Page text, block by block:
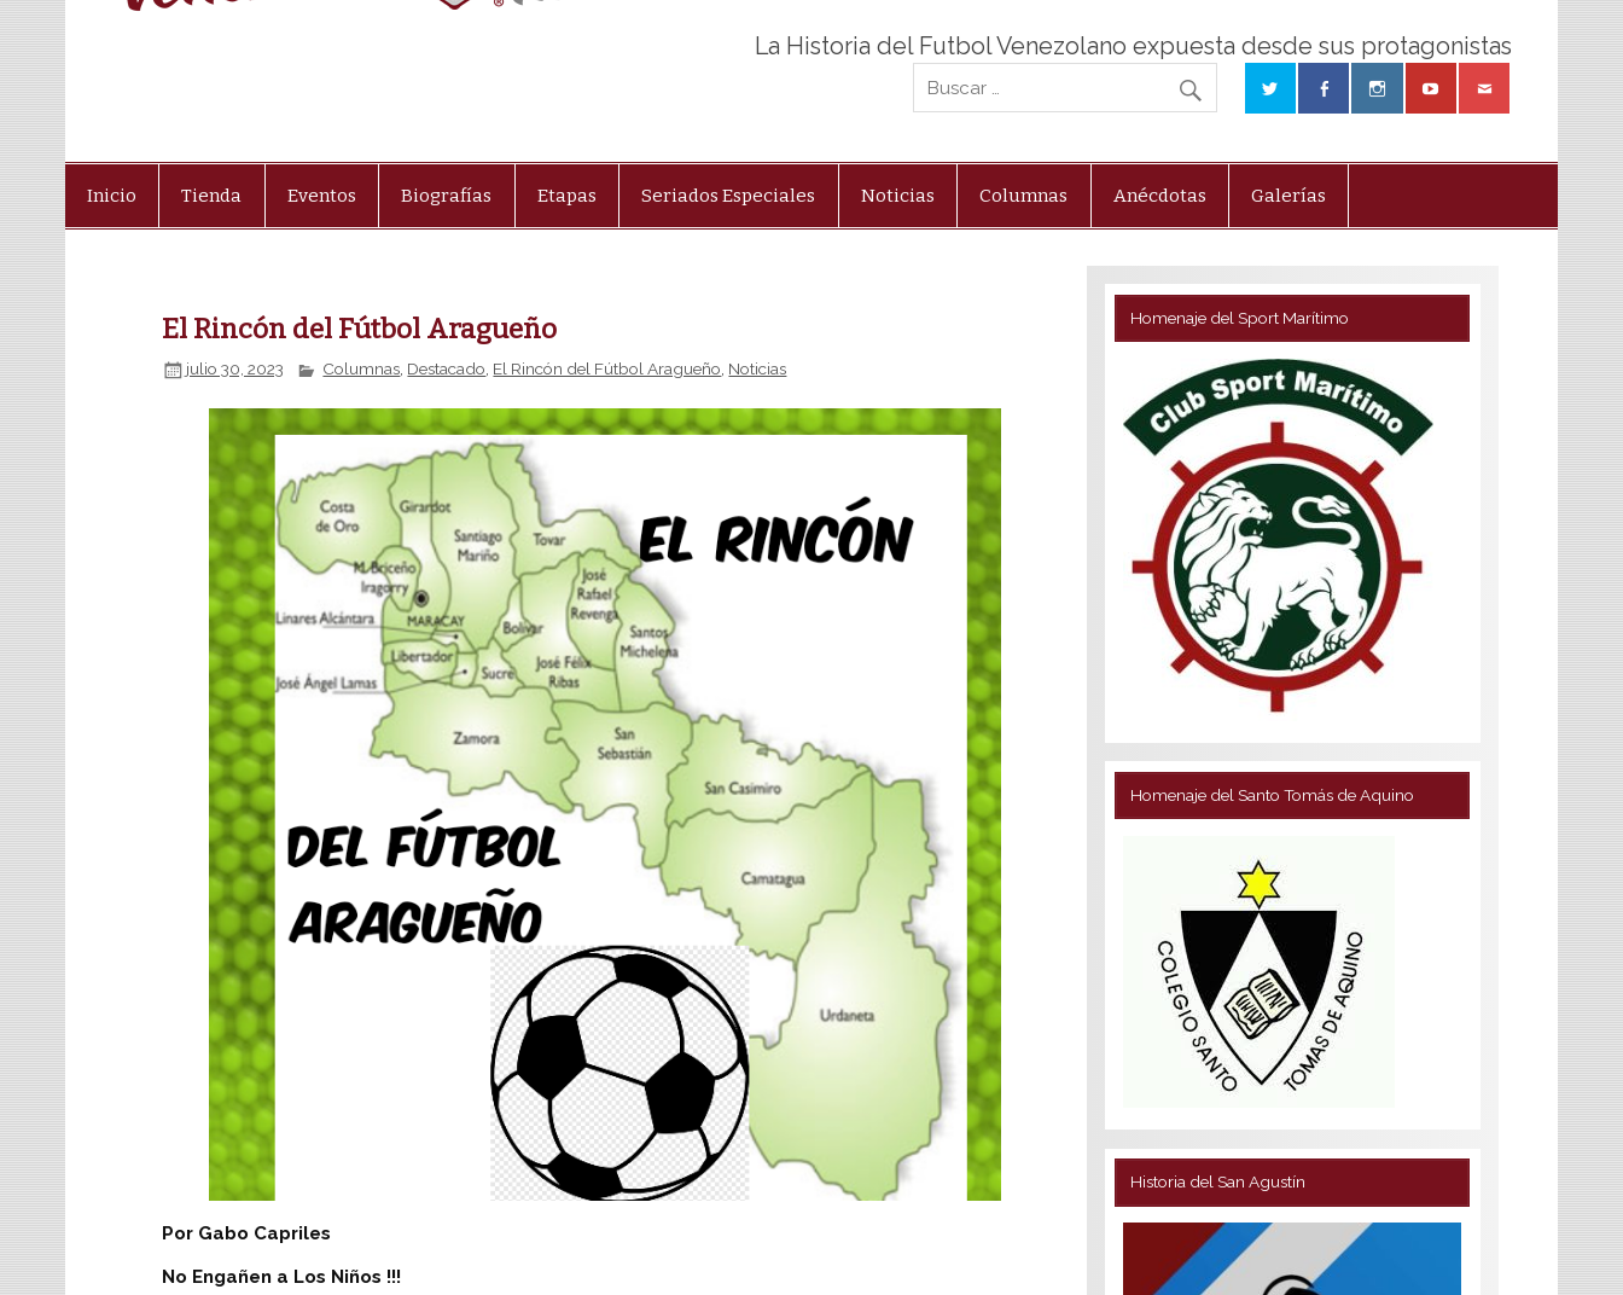
La Historia del Futbol Venezolano expuesta desde sus protagonistas
Inicio Tienda Eventos Biografías Etapas Seriados Especiales Noticias Columnas Anécdotas Galerías
El Rincón del Fútbol Aragueño
julio 30, 2023 Columnas, Destacado, El Rincón del Fútbol Aragueño, Noticias
Por Gabo Capriles
No Engañen a Los Niños !!!
Homenaje del Sport Marítimo
Homenaje del Santo Tomás de Aquino
Historia del San Agustín